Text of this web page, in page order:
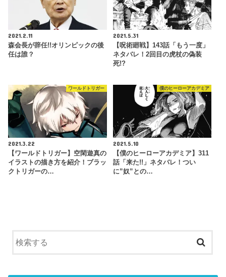
2021.2.11
森会長が辞任!!オリンピックの後
任は誰？
2021.5.31
【呪術廻戦】143話「もう一度」
ネタバレ！2回目の虎杖の偽装
死!?
ワールドトリガー
2021.3.22
【ワールドトリガー】空閑遊真の
イラストの描き方を紹介！ブラッ
クトリガーの…
僕のヒーローアカデミア
2021.5.10
【僕のヒーローアカデミア】311
話「来た!!」ネタバレ！つい
に”奴”との…